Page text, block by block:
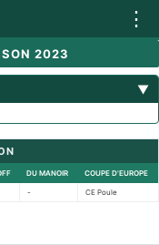
⋮
2023
▼
DU MANOIR COUPE D'EUROPE
- CE Poule